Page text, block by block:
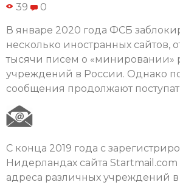
39 0
В январе 2020 года ФСБ
несколько иностранных сайтов,
тысячи писем о «минировании»
учреждений в России. Однако
сообщения продолжают
С конца 2019 года с
Нидерландах сайта
адреса различных учреждений